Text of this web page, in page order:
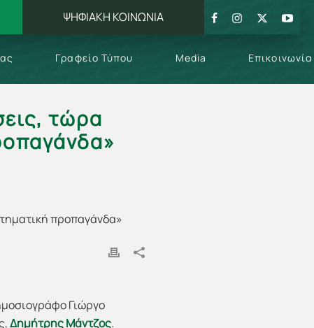
ΨΗΦΙΑΚΗ ΚΟΙΝΩΝΙΑ
Γραφείο Τύπου Media Επικοινωνία
τώρα
Γιώργο
Δημήτρης Μάντζος.